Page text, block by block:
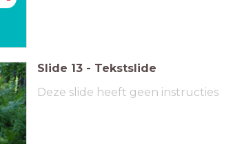
Slide 13 - Tekstslide
Deze slide heeft geen instructies